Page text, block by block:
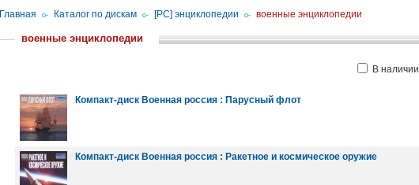
Главная / Каталог по дискам / [PC] энциклопедии / военные энциклопедии
В наличии
военные энциклопедии
Компакт-диск Военная россия : Парусный флот
Компакт-диск Военная россия : Ракетное и космическое оружие